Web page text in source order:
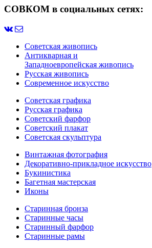
СОВКОМ в социальных сетях:
Советская живопись
Антикварная и
Западноевропейская живопись
Русская живопись
Современное искусство
Советская графика
Русская графика
Советский фарфор
Советский плакат
Советская скульптура
Винтажная фотография
Декоративно-прикладное искусство
Букинистика
Багетная мастерская
Иконы
Старинная бронза
Старинные часы
Старинный фарфор
Старинные рамы